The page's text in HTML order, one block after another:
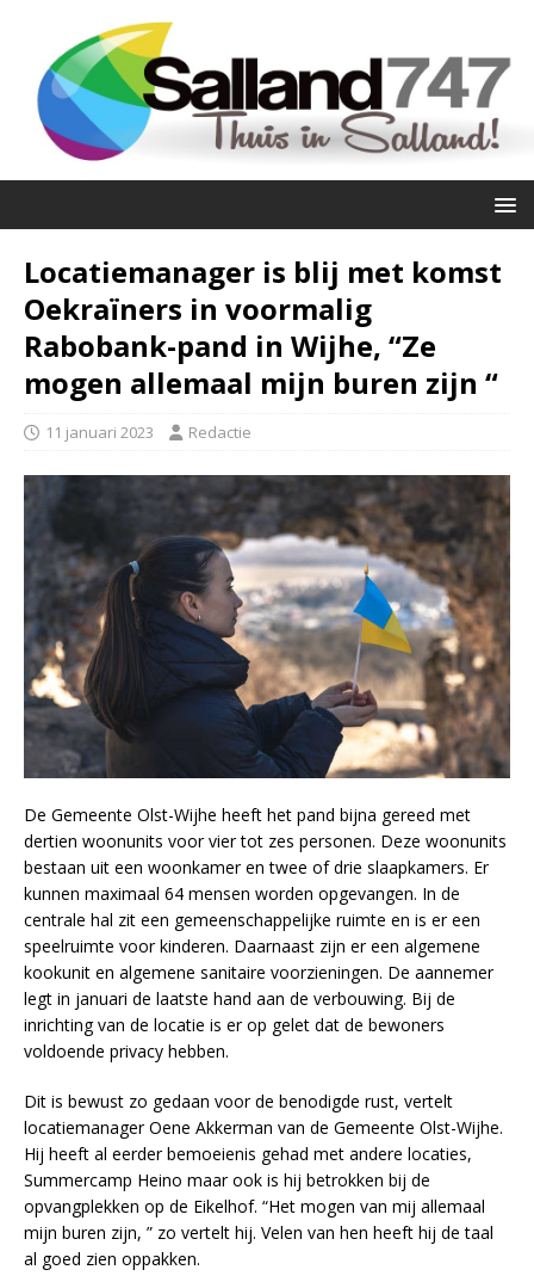
Locatiemanager is blij met komst
Oekraïners in voormalig
Rabobank-pand in Wijhe, “Ze
mogen allemaal mijn buren zijn “
11 januari 2023 Redactie
De Gemeente Olst-Wijhe heeft het pand bijna gereed met
dertien woonunits voor vier tot zes personen. Deze woonunits
bestaan uit een woonkamer en twee of drie slaapkamers. Er
kunnen maximaal 64 mensen worden opgevangen. In de
centrale hal zit een gemeenschappelijke ruimte en is er een
speelruimte voor kinderen. Daarnaast zijn er een algemene
kookunit en algemene sanitaire voorzieningen. De aannemer
legt in januari de laatste hand aan de verbouwing. Bij de
inrichting van de locatie is er op gelet dat de bewoners
voldoende privacy hebben.
Dit is bewust zo gedaan voor de benodigde rust, vertelt
locatiemanager Oene Akkerman van de Gemeente Olst-Wijhe.
Hij heeft al eerder bemoeienis gehad met andere locaties,
Summercamp Heino maar ook is hij betrokken bij de
opvangplekken op de Eikelhof. “Het mogen van mij allemaal
mijn buren zijn, ” zo vertelt hij. Velen van hen heeft hij de taal
al goed zien oppakken.